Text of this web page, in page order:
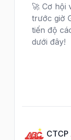
🚀 Cơ hội
trước giờ
tiến độ
dưới đây!
CTCP